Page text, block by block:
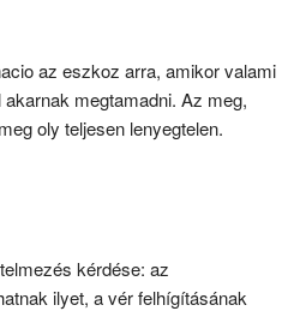
az eszkoz arra, amikor valami
megtamadni. Az meg,
oly teljesen lenyegtelen.
kérdése: az
ilyet, a vér felhígításának